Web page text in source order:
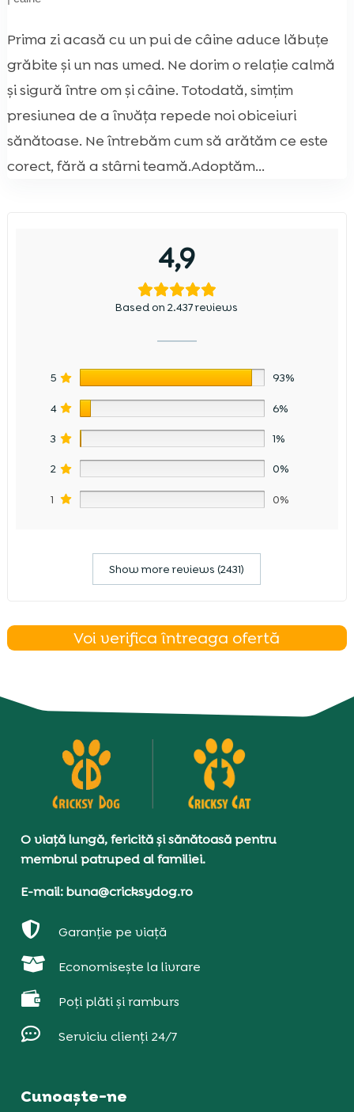
Prima zi acasă cu un pui de câine aduce lăbuțe
grăbite și un nas umed. Ne dorim o relație calmă
și sigură între om și câine. Totodată, simțim
presiunea de a învăța repede noi obiceiuri
sănătoase. Ne întrebăm cum să arătăm ce este
corect, fără a stârni teamă.Adoptăm...
4,9
Based on 2.437 reviews
5 93%
4 6%
3 1%
2 0%
1 0%
Show more reviews (2431)
Voi verifica întreaga ofertă
O viață lungă, fericită și sănătoasă pentru
membrul patruped al familiei.
E-mail: buna@cricksydog.ro
 Garanție pe viață
 Economisește la livrare
 Poți plăti și ramburs
 Serviciu clienți 24/7
Cunoaște-ne